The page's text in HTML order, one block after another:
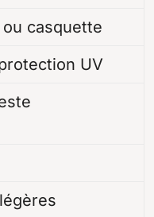
casquette
UV